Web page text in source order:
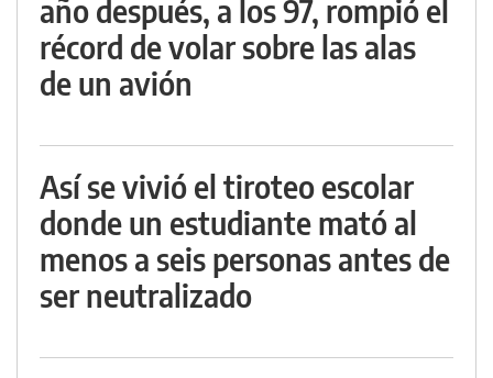
año después, a los 97, rompió el
récord de volar sobre las alas
de un avión
Así se vivió el tiroteo escolar
donde un estudiante mató al
menos a seis personas antes de
ser neutralizado